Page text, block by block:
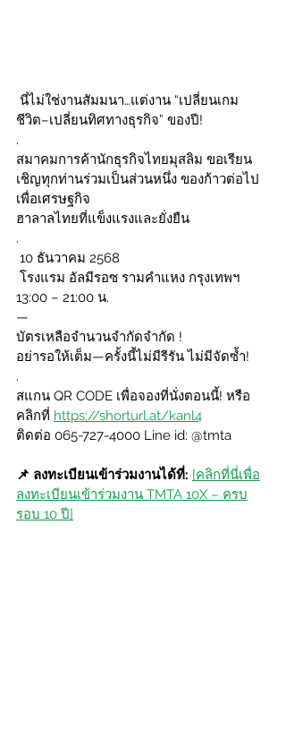
นี่ไม่ใช่งานสัมมนา…แต่งาน “เปลี่ยนเกม
ชีวิต–เปลี่ยนทิศทางธุรกิจ” ของปี!
.
สมาคมการค้านักธุรกิจไทยมุสลิม ขอเรียน
เชิญทุกท่านร่วมเป็นส่วนหนึ่ง ของก้าวต่อไป
เพื่อเศรษฐกิจ
ฮาลาลไทยที่แข็งแรงและยั่งยืน
.
10 ธันวาคม 2568
โรงแรม อัลมีรอซ รามคำแหง กรุงเทพฯ
13:00 – 21:00 น.
—
บัตรเหลือจำนวนจำกัดจำกัด !
อย่ารอให้เต็ม—ครั้งนี้ไม่มีรีรัน ไม่มีจัดซ้ำ!
.
สแกน QR CODE เพื่อจองที่นั่งตอนนี้! หรือ
คลิกที่ https://shorturl.at/kanl4
ติดต่อ 065-727-4000 Line id: @tmta
📌 ลงทะเบียนเข้าร่วมงานได้ที่: [คลิกที่นี่เพื่อ
ลงทะเบียนเข้าร่วมงาน TMTA 10X – ครบ
รอบ 10 ปี]